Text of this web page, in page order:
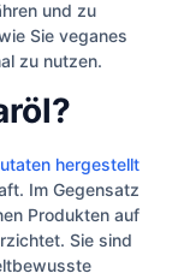
und zu
Sie veganes
zu nutzen.
hergestellt
Im Gegensatz
Produkten auf
Sie sind